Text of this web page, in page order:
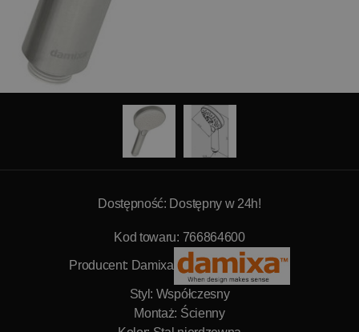
Dostępność: Dostępny w 24h!
Kod towaru: 766864600
Producent: Damixa
Styl: Współczesny
Montaż: Ścienny